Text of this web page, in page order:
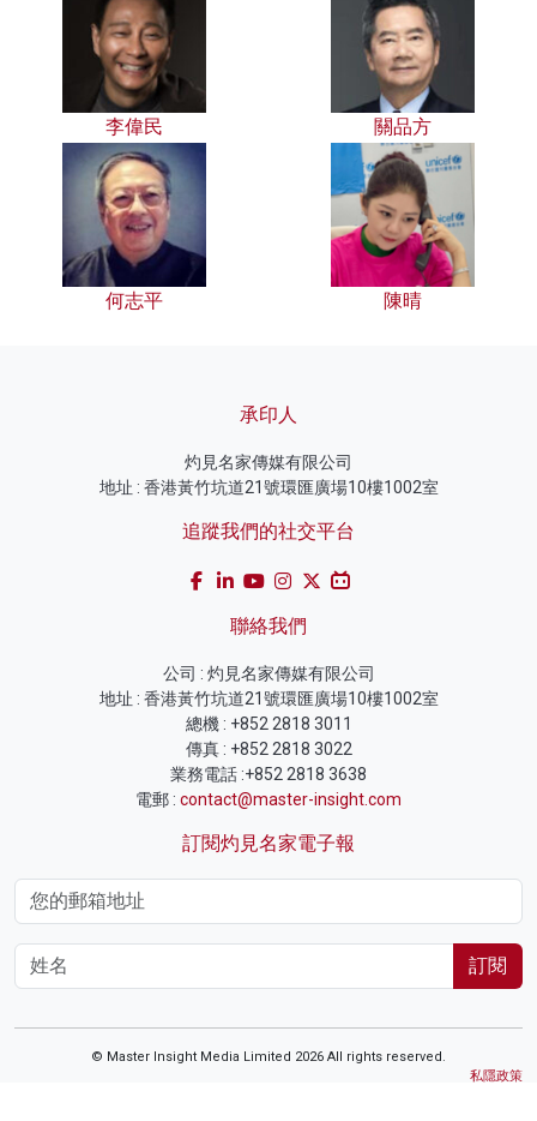
李偉民 關品方
何志平 陳晴
承印人
灼見名家傳媒有限公司
地址 : 香港黃竹坑道21號環匯廣場10樓1002室
追蹤我們的社交平台
聯絡我們
公司 : 灼見名家傳媒有限公司
地址 : 香港黃竹坑道21號環匯廣場10樓1002室
總機 : +852 2818 3011
傳真 : +852 2818 3022
業務電話 :+852 2818 3638
電郵 : contact@master-insight.com
訂閱灼見名家電子報
訂閱
© Master Insight Media Limited 2026 All rights reserved.
私隱政策